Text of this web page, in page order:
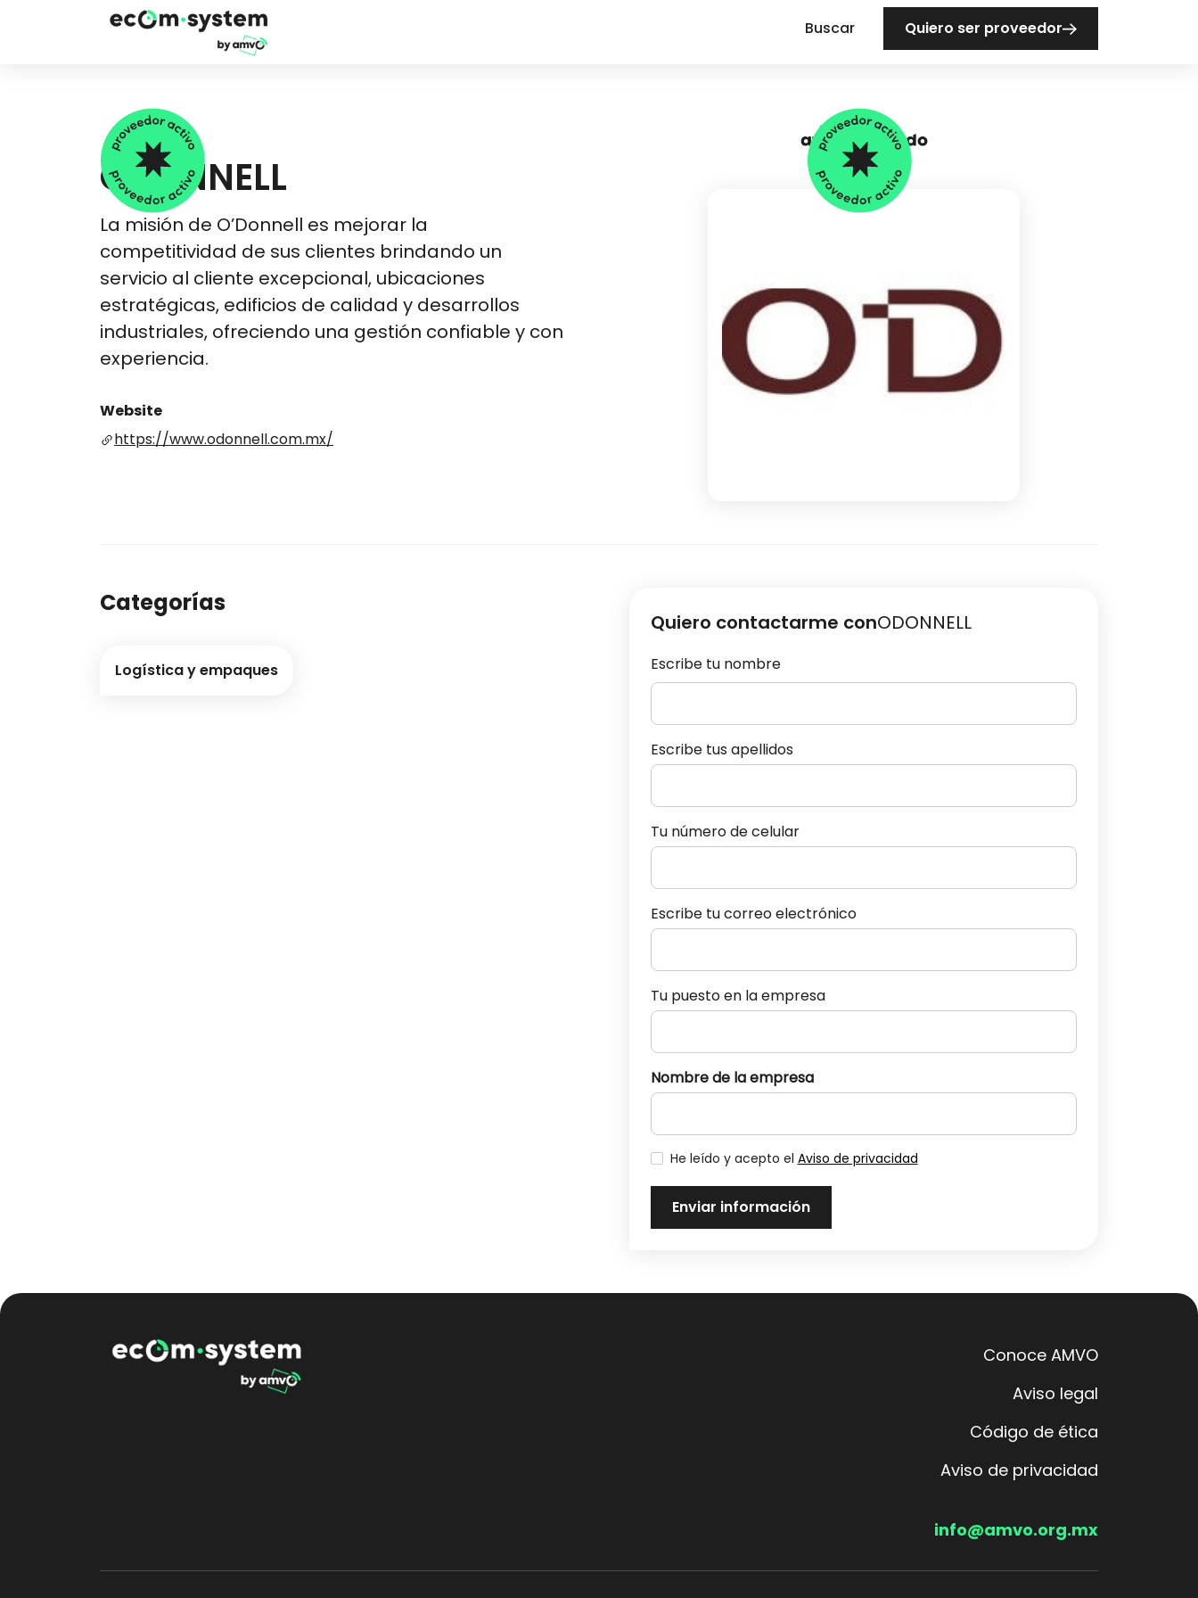
Buscar Quiero ser proveedor
ODONNELL
La misión de O’Donnell es mejorar la
competitividad de sus clientes brindando un
servicio al cliente excepcional, ubicaciones
estratégicas, edificios de calidad y desarrollos
industriales, ofreciendo una gestión confiable y con
experiencia.
Website
https://www.odonnell.com.mx/
Categorías
Logística y empaques
Quiero contactarme conODONNELL
Escribe tu nombre
Escribe tus apellidos
Tu número de celular
Escribe tu correo electrónico
Tu puesto en la empresa
Nombre de la empresa
He leído y acepto el Aviso de privacidad
Conoce AMVO
Aviso legal
Código de ética
Aviso de privacidad
info@amvo.org.mx